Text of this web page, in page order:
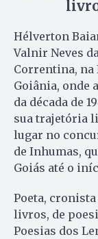
Hélverton
Valnir Neves
Correntina, na
Goiânia, onde
da década de
sua trajetória
lugar no
de Inhumas,
Goiás até o
Poeta,
livros, de
Poesias dos